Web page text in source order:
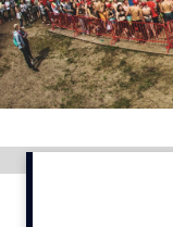
9 sept: GenAI-training
12 nov:
Adverteren
Events
Opleidingen
Vacatures